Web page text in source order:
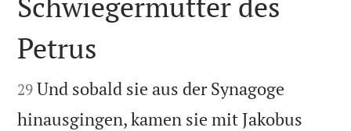

Petrus

29 Und sobald sie aus der Synagoge
hinausgingen, kamen sie mit Jakobus